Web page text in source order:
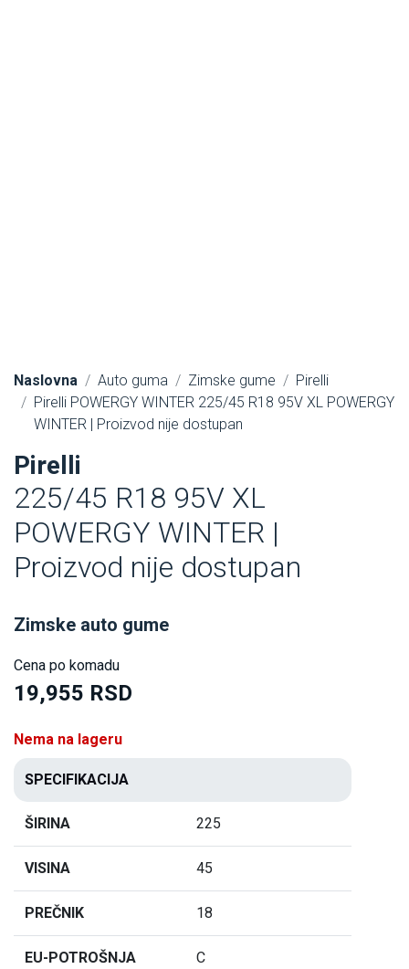
Naslovna Auto guma Zimske gume
Pirelli
Pirelli POWERGY WINTER 225/45 R18 95V XL POWERGY
WINTER | Proizvod nije dostupan
Pirelli
225/45 R18 95V XL
POWERGY WINTER |
Proizvod nije dostupan
Zimske auto gume
Cena po komadu
19,955 RSD
Nema na lageru
SPECIFIKACIJA
ŠIRINA 225
VISINA 45
PREČNIK 18
EU-POTROŠNJA C